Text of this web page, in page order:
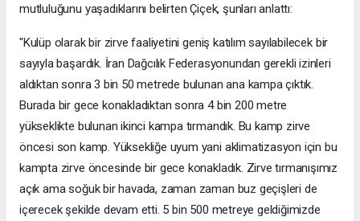
mutluluğunu yaşadıklarını belirten Çiçek, şunları anlattı:
"Kulüp olarak bir zirve faaliyetini geniş katılım sayılabilecek bir
sayıyla başardık. İran Dağcılık Federasyonundan gerekli izinleri
aldıktan sonra 3 bin 50 metrede bulunan ana kampa çıktık.
Burada bir gece konakladıktan sonra 4 bin 200 metre
yükseklikte bulunan ikinci kampa tırmandık. Bu kamp zirve
öncesi son kamp. Yüksekliğe uyum yani aklimatizasyon için bu
kampta zirve öncesinde bir gece konakladık. Zirve tırmanışımız
açık ama soğuk bir havada, zaman zaman buz geçişleri de
içerecek şekilde devam etti. 5 bin 500 metreye geldiğimizde